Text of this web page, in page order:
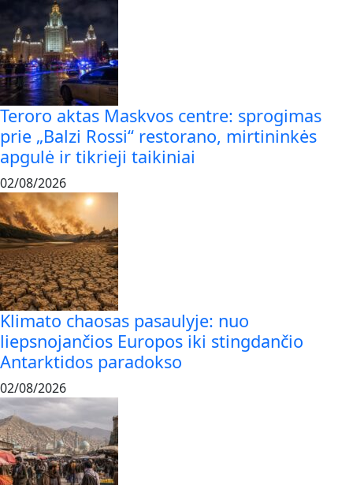
Teroro aktas Maskvos centre: sprogimas
prie „Balzi Rossi“ restorano, mirtininkės
apgulė ir tikrieji taikiniai
02/08/2026
Klimato chaosas pasaulyje: nuo
liepsnojančios Europos iki stingdančio
Antarktidos paradokso
02/08/2026